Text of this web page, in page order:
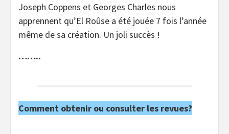
Joseph Coppens et Georges Charles nous
apprennent qu’El Roûse a été jouée 7 fois l’année
même de sa création. Un joli succès !
……..
Comment obtenir ou consulter les revues?